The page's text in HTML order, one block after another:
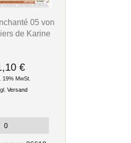
05 von
de Karine
€
19% MwSt.
Versand